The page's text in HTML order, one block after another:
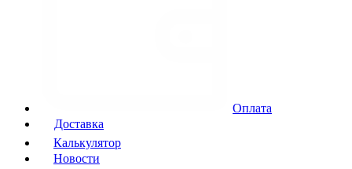
Оплата
Доставка
Калькулятор
Новости